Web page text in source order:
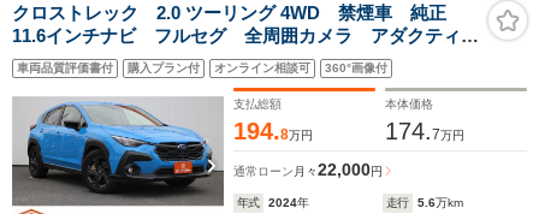
クロストレック 2.0 ツーリング 4WD 禁煙車 純正
11.6インチナビ フルセグ 全周囲カメラ アダクティブ
クルーズコントロール メモリー付きパワーシート シ
ートヒーター ステアリングヒーター ビルトイン
ETC LEDヘッドライト
車両品質評価書付 購入プラン付 オンライン相談可 360°画像付
支払総額
194.8万円
本体価格
174.7万円
通常ローン 月々22,000円
年式 2024年 走行 5.6万km